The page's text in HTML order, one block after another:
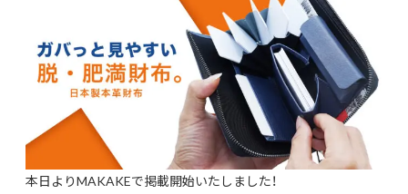
本日よりMAKAKEで掲載開始いたしました！